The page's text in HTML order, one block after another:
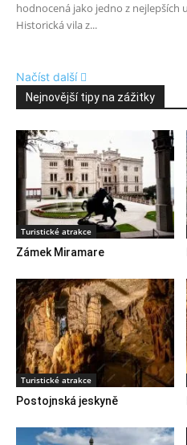
hodnocená jako jedno z
Historická vila z...
Načíst další
Nejnovější tipy na zážitky
Turistické atrakce
Zámek Miramare
Turistické atrakce
Postojnská jeskyně